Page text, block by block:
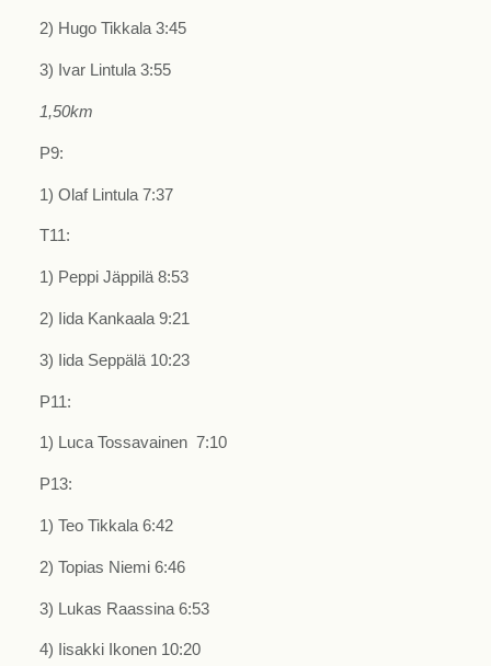
2) Hugo Tikkala 3:45
3) Ivar Lintula 3:55
1,50km
P9:
1) Olaf Lintula 7:37
T11:
1) Peppi Jäppilä 8:53
2) Iida Kankaala 9:21
3) Iida Seppälä 10:23
P11:
1) Luca Tossavainen 7:10
P13:
1) Teo Tikkala 6:42
2) Topias Niemi 6:46
3) Lukas Raassina 6:53
4) Iisakki Ikonen 10:20